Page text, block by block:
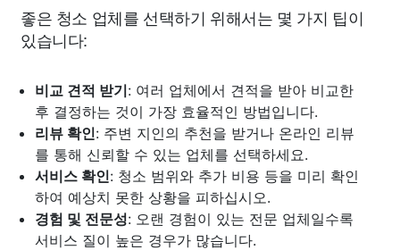
좋은 청소 업체를 선택하기 위해서는 몇 가지 팁이
있습니다:
비교 견적 받기: 여러 업체에서 견적을 받아 비교한
후 결정하는 것이 가장 효율적인 방법입니다.
리뷰 확인: 주변 지인의 추천을 받거나 온라인 리뷰
를 통해 신뢰할 수 있는 업체를 선택하세요.
서비스 확인: 청소 범위와 추가 비용 등을 미리 확인
하여 예상치 못한 상황을 피하십시오.
경험 및 전문성: 오랜 경험이 있는 전문 업체일수록
서비스 질이 높은 경우가 많습니다.